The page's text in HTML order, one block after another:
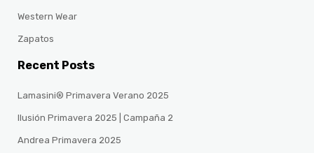
Western Wear
Zapatos
Recent Posts
Lamasini® Primavera Verano 2025
Ilusión Primavera 2025 | Campaña 2
Andrea Primavera 2025